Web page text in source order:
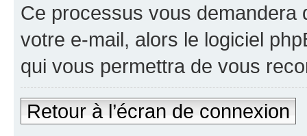
Ce processus vous demandera
votre e-mail, alors le logiciel
qui vous permettra de vous
Retour à l’écran de connexion